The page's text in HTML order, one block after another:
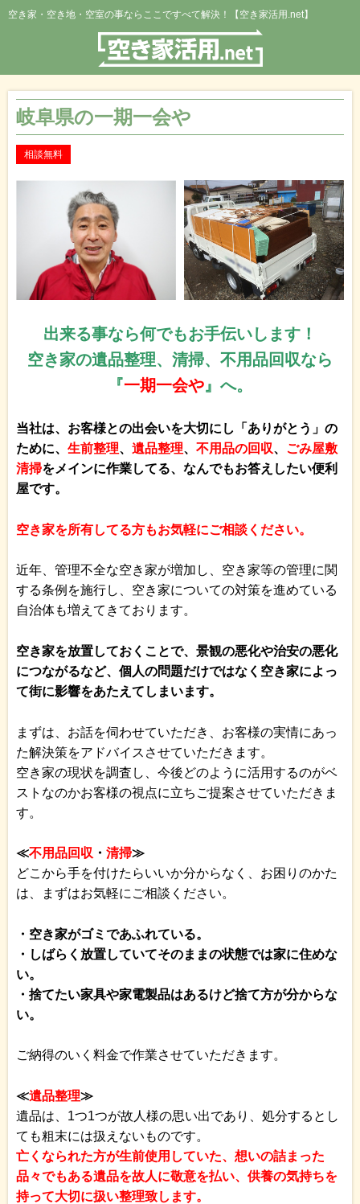
空き家・空き地・空室の事ならここですべて解決！【空き家活用.net】
岐阜県の一期一会や
相談無料
出来る事なら何でもお手伝いします！
空き家の遺品整理、清掃、不用品回収なら
『一期一会や』へ。
当社は、お客様との出会いを大切にし「ありがとう」の
ために、 生前整理、 遺品整理、 不用品の回収、 ごみ屋敷
清掃をメインに作業してる、なんでもお答えしたい便利
屋です。
空き家を所有してる方もお気軽にご相談ください。
近年、管理不全な空き家が増加し、空き家等の管理に関
する条例を施行し、空き家についての対策を進めている
自治体も増えてきております。
空き家を放置しておくことで、景観の悪化や治安の悪化
につながるなど、個人の問題だけではなく空き家によっ
て街に影響をあたえてしまいます。
まずは、お話を伺わせていただき、お客様の実情にあっ
た解決策をアドバイスさせていただきます。
空き家の現状を調査し、今後どのように活用するのがベ
ストなのかお客様の視点に立ちご提案させていただきま
す。
≪不用品回収 ・ 清掃≫
どこから手を付けたらいいか分からなく、お困りのかた
は、まずはお気軽にご相談ください。
・空き家がゴミであふれている。
・しばらく放置していてそのままの状態では家に住めな
い。
・捨てたい家具や家電製品はあるけど捨て方が分からな
い。
ご納得のいく料金で作業させていただきます。
≪遺品整理≫
遺品は、1つ1つが故人様の思い出であり、処分するとし
ても粗末には扱えないものです。
亡くなられた方が生前使用していた、想いの詰まった
品々でもある遺品を故人に敬意を払い、供養の気持ちを
持って大切に扱い整理致します。